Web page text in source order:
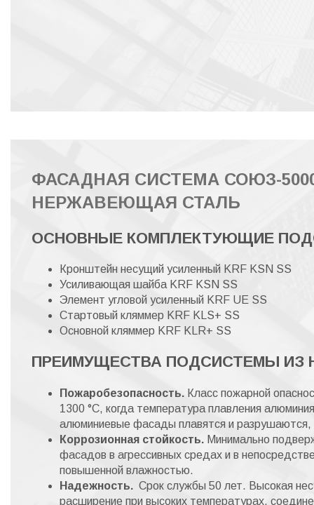
ФАСАДНАЯ СИСТЕМА СОЮЗ-
НЕРЖАВЕЮЩАЯ СТАЛЬ
ОСНОВНЫЕ КОМПЛЕКТУЮЩИЕ
Кронштейн несущий усиленный KRF KSN SS
Усиливающая шайба KRF KSN SS
Элемент угловой усиленный KRF UE SS
Стартовый кляммер KRF KLS+ SS
Основной кляммер KRF KLR+ SS
ПРЕИМУЩЕСТВА ПОДСИСТЕМЫ ИЗ
Пожаробезопасность. Класс пожарной
1300 °С, когда температура плавления
алюминиевые фасады плавятся и
Коррозионная стойкость. Минимально
фасадов в агрессивных средах и в
повышенной влажностью.
Надежность. Срок службы 50 лет. Высокая
расширение при высоких температурах,